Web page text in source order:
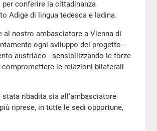
conferire la cittadinanza
Adige di lingua tedesca e ladina.
al nostro ambasciatore a Vienna di
ogni sviluppo del progetto -
austriaco - sensibilizzando le forze
le relazioni bilaterali
ribadita sia all'ambasciatore
riprese, in tutte le sedi opportune,